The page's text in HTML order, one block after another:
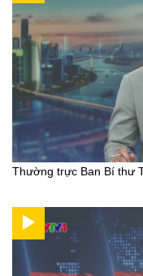
Thường trực Ban Bí thư